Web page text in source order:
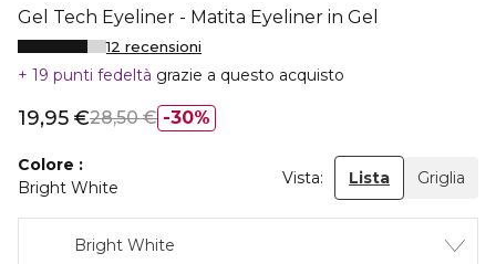
Gel Tech Eyeliner - Matita Eyeliner in Gel
12 recensioni
19 punti fedeltà grazie a questo acquisto
30%
19,95 €28,50 €
Colore
Bright White
Vista: Lista Griglia
Bright White